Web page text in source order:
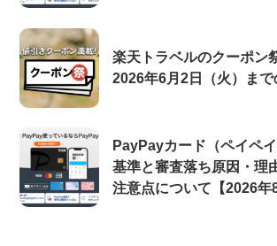
楽天トラベルのクーポン
2026年6月2日（火）まで
PayPayカード（ペイペ
基準と審査落ち原因・理
注意点について【2026年